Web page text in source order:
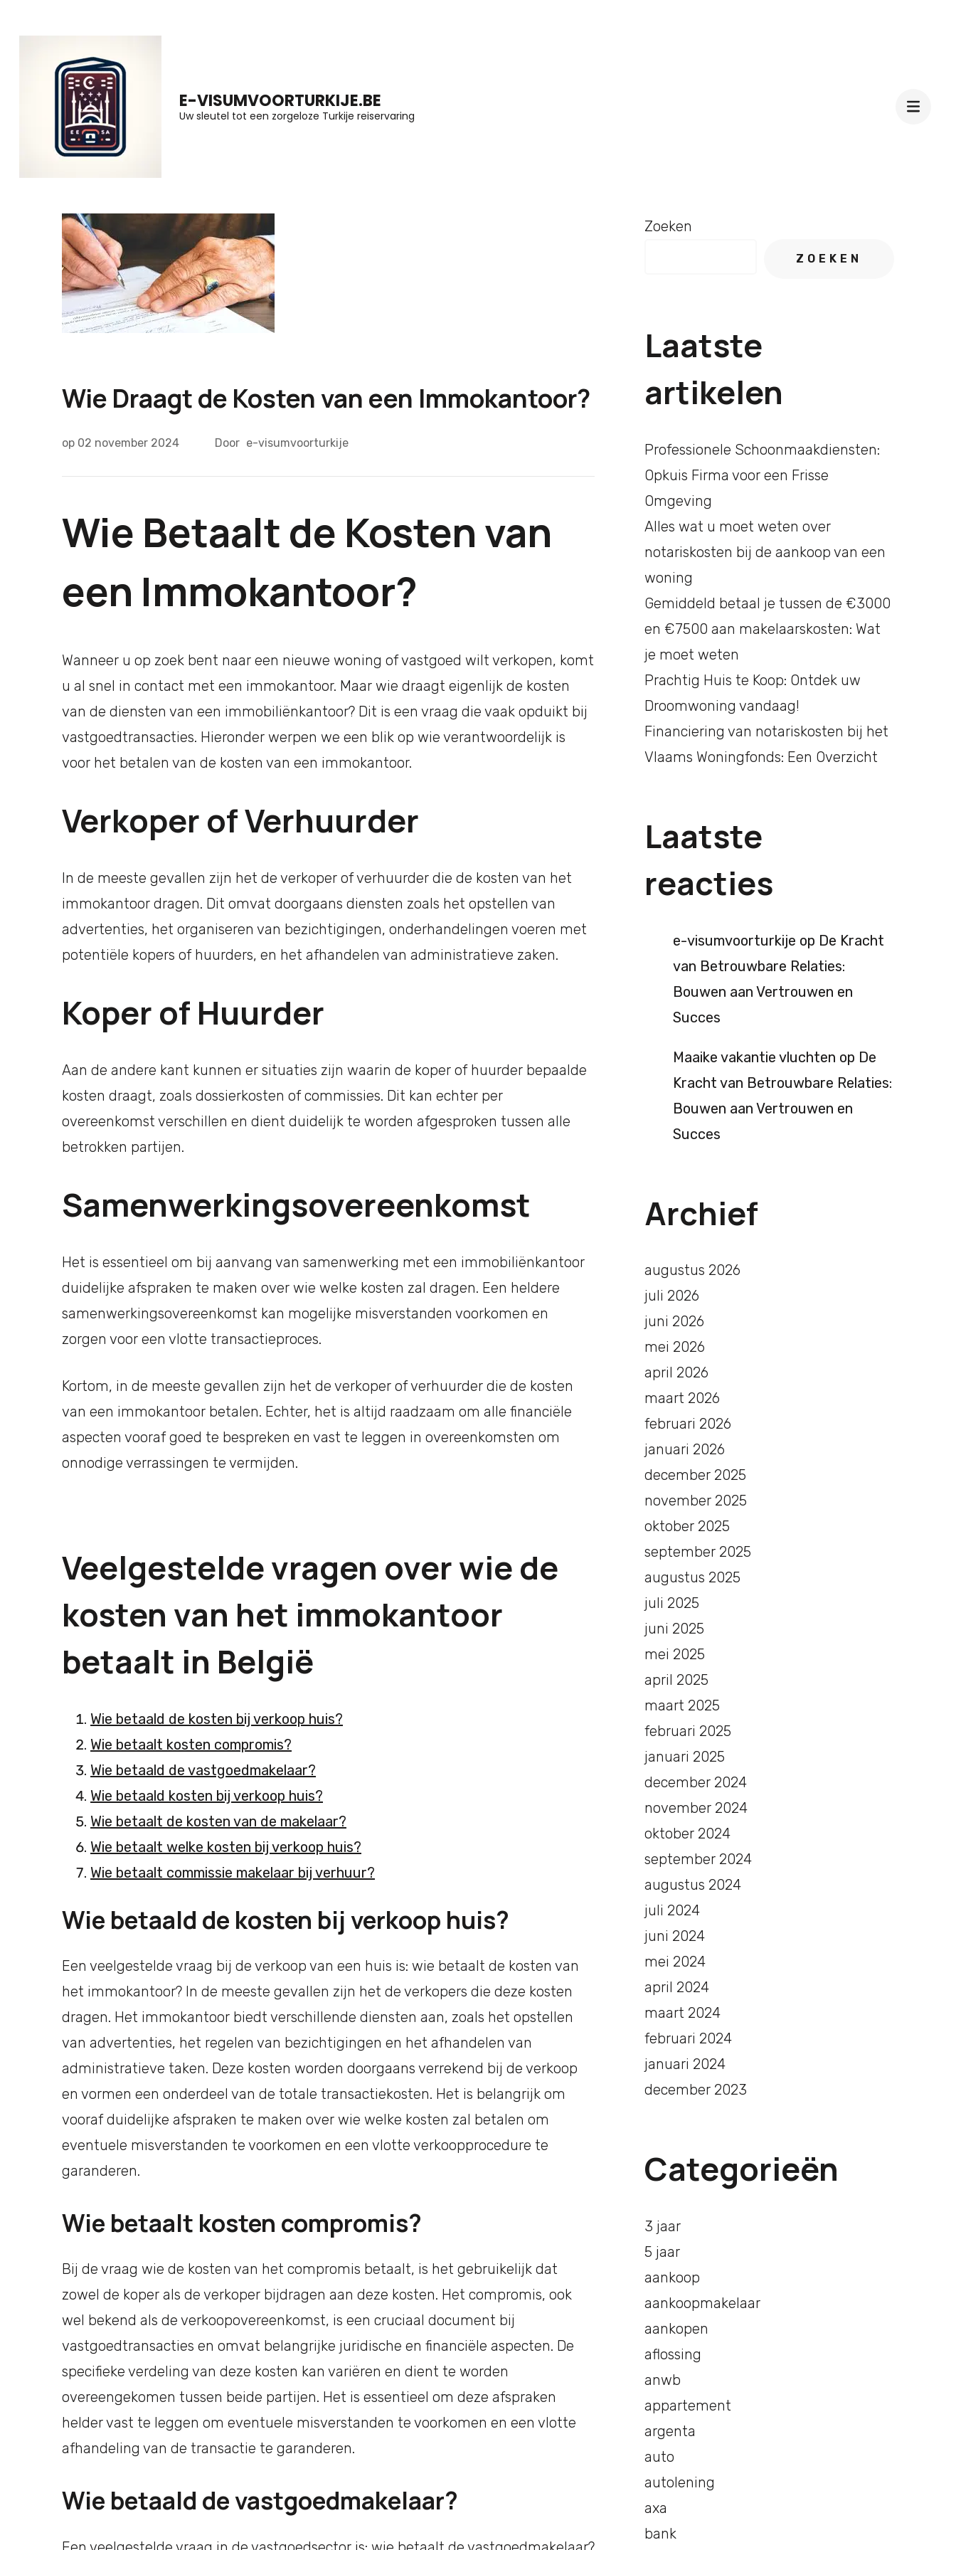
naar
E-VISUMVOORTURKIJE.BE
Uw sleutel tot een zorgeloze Turkije reiservaring
Wie Draagt de Kosten van een Immokantoor?
op 02 november 2024 Door e-visumvoorturkije
Wie Betaalt de Kosten van
een Immokantoor?
Wanneer u op zoek bent naar een nieuwe woning of vastgoed wilt verkopen, komt
u al snel in contact met een immokantoor. Maar wie draagt eigenlijk de kosten
van de diensten van een immobiliënkantoor? Dit is een vraag die vaak opduikt bij
vastgoedtransacties. Hieronder werpen we een blik op wie verantwoordelijk is
voor het betalen van de kosten van een immokantoor.
Verkoper of Verhuurder
In de meeste gevallen zijn het de verkoper of verhuurder die de kosten van het
immokantoor dragen. Dit omvat doorgaans diensten zoals het opstellen van
advertenties, het organiseren van bezichtigingen, onderhandelingen voeren met
potentiële kopers of huurders, en het afhandelen van administratieve zaken.
Koper of Huurder
Aan de andere kant kunnen er situaties zijn waarin de koper of huurder bepaalde
kosten draagt, zoals dossierkosten of commissies. Dit kan echter per
overeenkomst verschillen en dient duidelijk te worden afgesproken tussen alle
betrokken partijen.
Samenwerkingsovereenkomst
Het is essentieel om bij aanvang van samenwerking met een immobiliënkantoor
duidelijke afspraken te maken over wie welke kosten zal dragen. Een heldere
samenwerkingsovereenkomst kan mogelijke misverstanden voorkomen en
zorgen voor een vlotte transactieproces.
Kortom, in de meeste gevallen zijn het de verkoper of verhuurder die de kosten
van een immokantoor betalen. Echter, het is altijd raadzaam om alle financiële
aspecten vooraf goed te bespreken en vast te leggen in overeenkomsten om
onnodige verrassingen te vermijden.
Veelgestelde vragen over wie de
kosten van het immokantoor
betaalt in België
Wie betaald de kosten bij verkoop huis?
Wie betaalt kosten compromis?
Wie betaald de vastgoedmakelaar?
Wie betaald kosten bij verkoop huis?
Wie betaalt de kosten van de makelaar?
Wie betaalt welke kosten bij verkoop huis?
Wie betaalt commissie makelaar bij verhuur?
Wie betaald de kosten bij verkoop huis?
Een veelgestelde vraag bij de verkoop van een huis is: wie betaalt de kosten van
het immokantoor? In de meeste gevallen zijn het de verkopers die deze kosten
dragen. Het immokantoor biedt verschillende diensten aan, zoals het opstellen
van advertenties, het regelen van bezichtigingen en het afhandelen van
administratieve taken. Deze kosten worden doorgaans verrekend bij de verkoop
en vormen een onderdeel van de totale transactiekosten. Het is belangrijk om
vooraf duidelijke afspraken te maken over wie welke kosten zal betalen om
eventuele misverstanden te voorkomen en een vlotte verkoopprocedure te
garanderen.
Wie betaalt kosten compromis?
Bij de vraag wie de kosten van het compromis betaalt, is het gebruikelijk dat
zowel de koper als de verkoper bijdragen aan deze kosten. Het compromis, ook
wel bekend als de verkoopovereenkomst, is een cruciaal document bij
vastgoedtransacties en omvat belangrijke juridische en financiële aspecten. De
specifieke verdeling van deze kosten kan variëren en dient te worden
overeengekomen tussen beide partijen. Het is essentieel om deze afspraken
helder vast te leggen om eventuele misverstanden te voorkomen en een vlotte
afhandeling van de transactie te garanderen.
Wie betaald de vastgoedmakelaar?
Zoeken
ZOEKEN
Laatste
artikelen
Professionele Schoonmaakdiensten:
Opkuis Firma voor een Frisse
Omgeving
Alles wat u moet weten over
notariskosten bij de aankoop van een
woning
Gemiddeld betaal je tussen de €3000
en €7500 aan makelaarskosten: Wat
je moet weten
Prachtig Huis te Koop: Ontdek uw
Droomwoning vandaag!
Financiering van notariskosten bij het
Vlaams Woningfonds: Een Overzicht
Laatste
reacties
e-visumvoorturkije op De Kracht
van Betrouwbare Relaties:
Bouwen aan Vertrouwen en
Succes
Maaike vakantie vluchten op De
Kracht van Betrouwbare Relaties:
Bouwen aan Vertrouwen en
Succes
Archief
augustus 2026
juli 2026
juni 2026
mei 2026
april 2026
maart 2026
februari 2026
januari 2026
december 2025
november 2025
oktober 2025
september 2025
augustus 2025
juli 2025
juni 2025
mei 2025
april 2025
maart 2025
februari 2025
januari 2025
december 2024
november 2024
oktober 2024
september 2024
augustus 2024
juli 2024
juni 2024
mei 2024
april 2024
maart 2024
februari 2024
januari 2024
december 2023
Categorieën
3 jaar
5 jaar
aankoop
aankoopmakelaar
aankopen
aflossing
anwb
appartement
argenta
auto
autolening
axa
bank